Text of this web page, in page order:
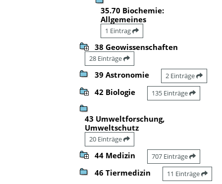
35.70 Biochemie:
Allgemeines
1 Eintrag
38 Geowissenschaften
28 Einträge
39 Astronomie 2 Einträge
42 Biologie 135 Einträge
43 Umweltforschung,
Umweltschutz
20 Einträge
44 Medizin 707 Einträge
46 Tiermedizin 11 Einträge